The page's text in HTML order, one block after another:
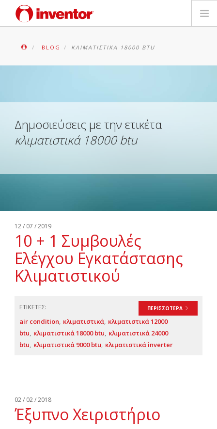
ΕΓΓΥΗΣΗ
Blog
Ελληνικά
BLOG ΚΛΙΜΑΤΙΣΤΙΚΆ 18000 BTU
Δημοσιεύσεις με την ετικέτα
κλιματιστικά 18000 btu
12 / 07 / 2019
10 + 1 Συμβουλές
Ελέγχου Εγκατάστασης
Κλιματιστικού
ΠΕΡΙΣΣΟΤΕΡΑ
ΕΤΙΚΕΤΕΣ:
air condition κλιματιστικά κλιματιστικά 12000
btu κλιματιστικά 18000 btu κλιματιστικά 24000
btu κλιματιστικά 9000 btu κλιματιστικά inverter
02 / 02 / 2018
Έξυπνο Χειριστήριο